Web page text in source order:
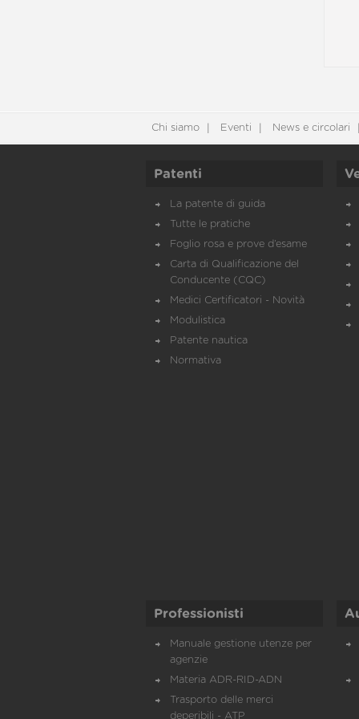
Chi siamo Eventi News e circolari
Patenti
La patente di guida
Tutte le pratiche
Foglio rosa e prove d’esame
Carta di Qualificazione del
Conducente (CQC)
Medici Certificatori - Novità
Modulistica
Patente nautica
Normativa
Professionisti
Manuale gestione utenze per
agenzie
Materia ADR-RID-ADN
Trasporto delle merci
deperibili - ATP